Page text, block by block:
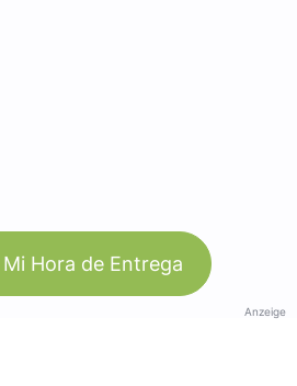
Hora de Entrega
Anzeige